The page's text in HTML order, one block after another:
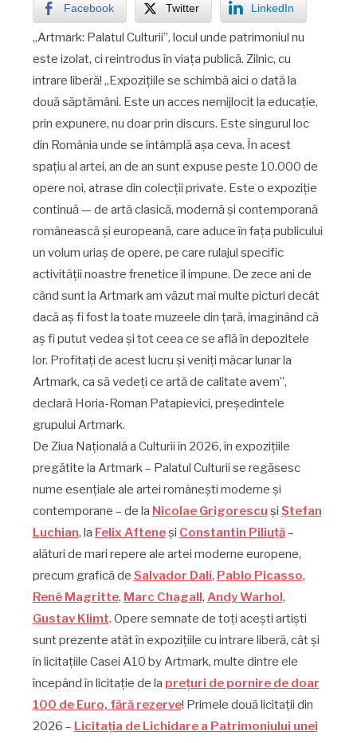
Facebook Twitter LinkedIn
„Artmark: Palatul Culturii”, locul unde patrimoniul nu
este izolat, ci reintrodus în viața publică. Zilnic, cu
intrare liberă! „Expozițiile se schimbă aici o dată la
două săptămâni. Este un acces nemijlocit la educație,
prin expunere, nu doar prin discurs. Este singurul loc
din România unde se întâmplă aşa ceva. În acest
spațiu al artei, an de an sunt expuse peste 10.000 de
opere noi, atrase din colecții private. Este o expoziție
continuă — de artă clasică, modernă și contemporană
românească și europeană, care aduce în fața publicului
un volum uriaș de opere, pe care rulajul specific
activității noastre frenetice îl impune. De zece ani de
când sunt la Artmark am văzut mai multe picturi decât
dacă aș fi fost la toate muzeele din țară, imaginând că
aș fi putut vedea și tot ceea ce se află în depozitele
lor. Profitați de acest lucru și veniți măcar lunar la
Artmark, ca să vedeți ce artă de calitate avem”,
declară Horia-Roman Patapievici, președintele
grupului Artmark.
De Ziua Națională a Culturii în 2026, în expozițiile
pregătite la Artmark – Palatul Culturii se regăsesc
nume esențiale ale artei românești moderne și
contemporane – de la Nicolae Grigorescu și Ștefan
Luchian, la Felix Afteneși Constantin Piliuță–
alături de mari repere ale artei moderne europene,
precum grafică de Salvador Dalí, Pablo Picasso,
René Magritte, Marc Chagall, Andy Warhol,
Gustav Klimt. Opere semnate de toți acești artiști
sunt prezente atât în expozițiile cu intrare liberă, cât și
în licitațiile Casei A10 by Artmark, multe dintre ele
începând în licitație de la prețuri de pornire de doar
100 de Euro, fără rezerve! Primele două licitații din
2026 – Licitația de Lichidare a Patrimoniului unei